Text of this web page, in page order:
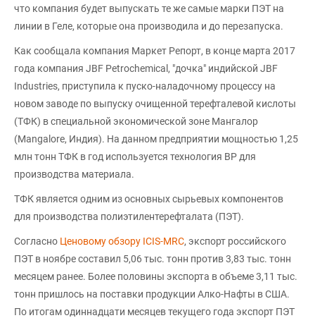
что компания будет выпускать те же самые марки ПЭТ на
линии в Геле, которые она производила и до перезапуска.
Как сообщала компания Маркет Репорт, в конце марта 2017
года компания JBF Petrochemical, "дочка" индийской JBF
Industries, приступила к пуско-наладочному процессу на
новом заводе по выпуску очищенной терефталевой кислоты
(ТФК) в специальной экономической зоне Мангалор
(Mangalore, Индия). На данном предприятии мощностью 1,25
млн тонн ТФК в год используется технология BP для
производства материала.
ТФК является одним из основных сырьевых компонентов
для производства полиэтилентерефталата (ПЭТ).
Согласно Ценовому обзору ICIS-MRC, экспорт российского
ПЭТ в ноябре составил 5,06 тыс. тонн против 3,83 тыс. тонн
месяцем ранее. Более половины экспорта в объеме 3,11 тыс.
тонн пришлось на поставки продукции Алко-Нафты в США.
По итогам одиннадцати месяцев текущего года экспорт ПЭТ